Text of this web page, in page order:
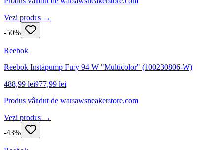
Vezi produs →
-50%
Reebok
Reebok Instapump Fury 94 W "Multicolor" (100230806-W)
488,99 lei977,99 lei
Produs vândut de warsawsneakerstore.com
Vezi produs →
-43%